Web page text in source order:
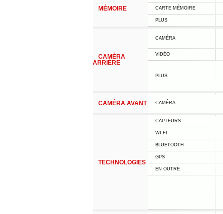
MÉMOIRE CARTE MÉMOIRE
PLUS
CAMÉRA
ARRIÈRE
CAMÉRA
VIDÉO
PLUS
CAMÉRA AVANT CAMÉRA
TECHNOLOGIES
CAPTEURS
WI-FI
BLUETOOTH
GPS
EN OUTRE